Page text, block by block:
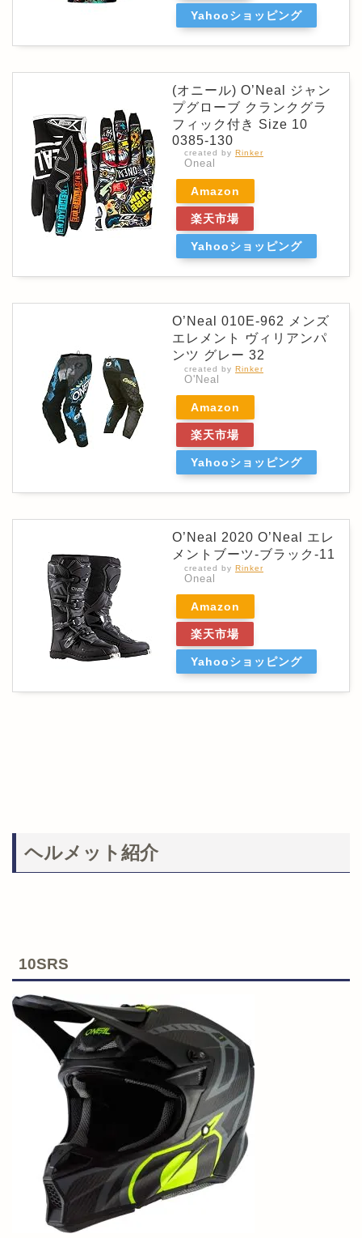
Yahooショッピング
(オニール) O’Neal ジャン
プグローブ クランクグラ
フィック付き Size 10
0385-130
created by Rinker
Oneal
Amazon
楽天市場
Yahooショッピング
O’Neal 010E-962 メンズ
エレメント ヴィリアンパ
ンツ グレー 32
created by Rinker
O'Neal
Amazon
楽天市場
Yahooショッピング
O’Neal 2020 O’Neal エレ
メントブーツ-ブラック-11
created by Rinker
Oneal
Amazon
楽天市場
Yahooショッピング
ヘルメット紹介
10SRS